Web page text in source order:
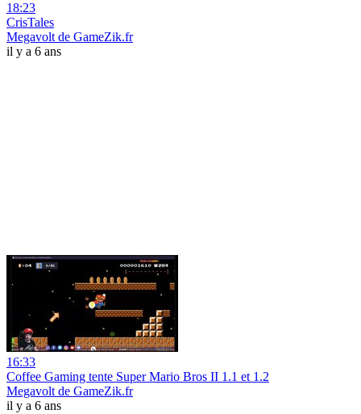
18:23
CrisTales
Megavolt de GameZik.fr
il y a 6 ans
16:33
Coffee Gaming tente Super Mario Bros II 1.1 et 1.2
Megavolt de GameZik.fr
il y a 6 ans